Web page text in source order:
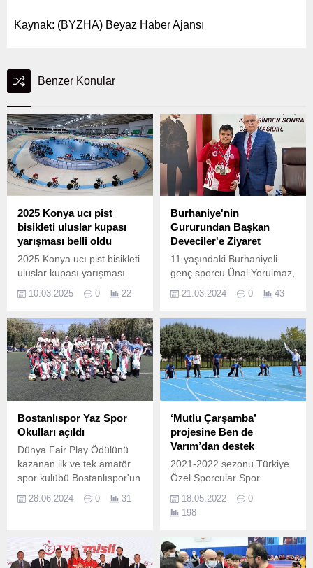
Kaynak: (BYZHA) Beyaz Haber Ajansı
Benzer Konular
2025 Konya ucı pist
bisikleti uluslar kupası
yarışması belli oldu
2025 Konya ucı pist bisikleti
uluslar kupası yarışması
rekabetin en üst düzeyde
Uluslar Kupası’na geri
sayım başladı… 14-16
Mart 2025 Konya
Velodromu ...
10.03.2025 0 22
Burhaniye'nin
Gururundan Başkan
Deveciler'e Ziyaret
11 yaşındaki Burhaniyeli
genç sporcu Ünal Yorulmaz,
Dünya Muaythai
Kategorisi'nde Dünya 2.
21.03.2024 0 43
Bostanlıspor Yaz Spor
Okulları açıldı
Dünya Fair Play Ödülünü
kazanan ilk ve tek amatör
spor kulübü Bostanlıspor'un
28.06.2024 0 31
‘Mutlu Çarşamba’
projesine Ben de
Varım’dan destek
2021-2022 sezonu Türkiye
Özel Sporcular Spor
şampiyonasına
Kocaeli’nden özel sporcular
Bakanlığının engelli bireyler
için 81 ilde eş zamanlı
18.05.2022
0
198